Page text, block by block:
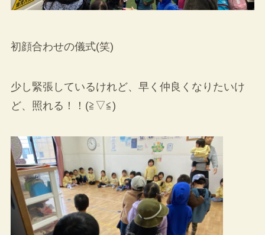
初顔合わせの儀式(笑)
少し緊張しているけれど、早く仲良くなりたいけ
ど、照れる！！(≧▽≦)